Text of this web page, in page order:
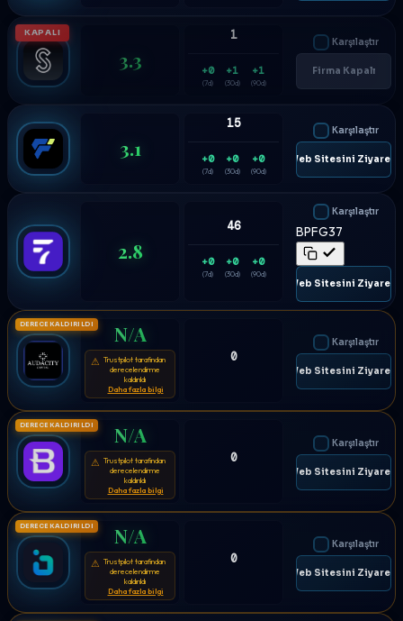
KAPALI
3.3
1
+0
(7d)
+1
(30d)
+1
(90d)
Karşılaştır
Firma Kapalı
3.1
15
+0
(7d)
+0
(30d)
+0
(90d)
Karşılaştır
🌐 Web Sitesini Ziyaret
2.8
46
+0
(7d)
+0
(30d)
+0
(90d)
Karşılaştır
BPFG37
🌐 Web Sitesini Ziyaret
DERECE KALDIRILDI N/A
⚠ Trustpilot tarafından
derecelendirme
kaldırıldı
Daha fazla bilgi
0
Karşılaştır
🌐 Web Sitesini Ziyaret
DERECE KALDIRILDI N/A
⚠ Trustpilot tarafından
derecelendirme
kaldırıldı
Daha fazla bilgi
0
Karşılaştır
🌐 Web Sitesini Ziyaret
DERECE KALDIRILDI N/A
⚠ Trustpilot tarafından
derecelendirme
kaldırıldı
Daha fazla bilgi
0
Karşılaştır
🌐 Web Sitesini Ziyaret